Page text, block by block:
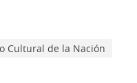
Cultural de la Nación